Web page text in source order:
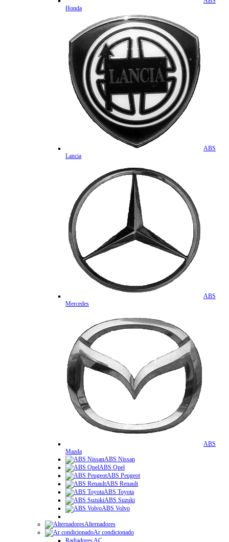
Honda
ABS
Lancia
ABS
Mercedes
ABS
Mazda
ABS Nissan
ABS Opel
ABS Peugeot
ABS Renault
ABS Toyota
ABS Suzuki
ABS Volvo
Alternadores
Ar condicionado
Radiadores AC